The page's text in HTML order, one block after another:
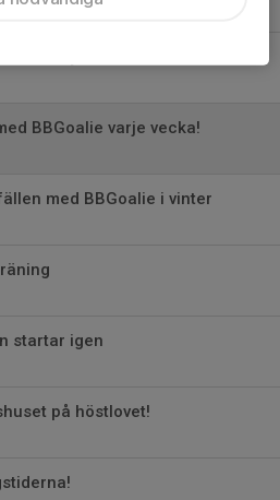
BBGoalie varje vecka!
med BBGoalie i vinter
startar igen
på höstlovet!